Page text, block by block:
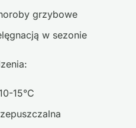
grzybowe
w sezonie
15°C